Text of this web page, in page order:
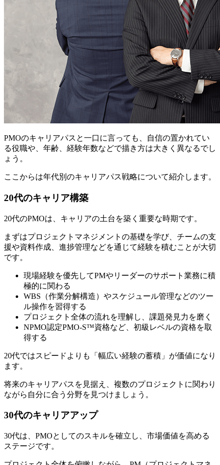
PMOのキャリアパスと一口に言っても、自信の置かれてい
る役職や、年齢、経験年数などで描き方は大きく異なるでし
ょう。
ここからは年代別のキャリアパス戦略について紹介します。
20代のキャリア構築
20代のPMOは、キャリアの土台を築く重要な時期です。
まずはプロジェクトマネジメントの基礎を学び、チームの支
援や資料作成、進捗管理などを通じて経験を積むことが大切
です。
現場経験を優先してPMやリーダーのサポート業務に積
極的に関わる
WBS（作業分解構造）やスケジュール管理などのツー
ル操作を習得する
プロジェクト全体の流れを理解し、課題発見力を磨く
NPMO認定PMO-S™資格など、初級レベルの資格を取
得する
20代ではスピードよりも「幅広い経験の蓄積」が価値になり
ます。
将来のキャリアパスを見据え、複数のプロジェクトに関わり
ながら自分に合う分野を見つけましょう。
30代のキャリアアップ
30代は、PMOとしてのスキルを確立し、市場価値を高める
ステージです。